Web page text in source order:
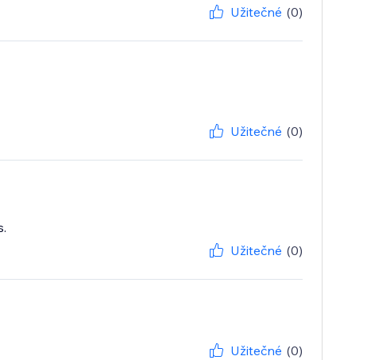
Užitečné (0)
Užitečné (0)
Užitečné (0)
Užitečné (0)